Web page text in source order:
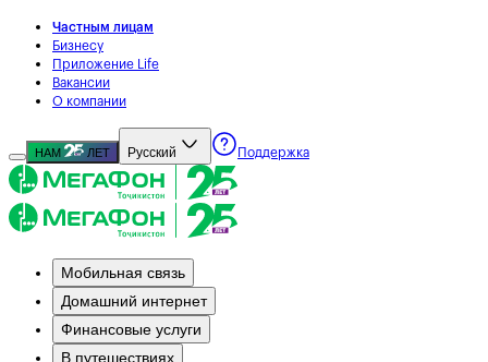
Частным лицам
Бизнесу
Приложение Life
Вакансии
О компании
НАМ ЛЕТ Русский Поддержка
Мобильная связь
Домашний интернет
Финансовые услуги
В путешествиях